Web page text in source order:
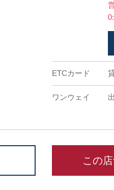
ETCカード
ワンウェイ
この